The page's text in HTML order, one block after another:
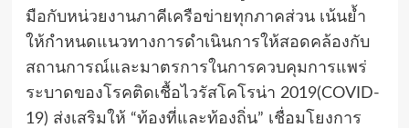
มือกับหน่วยงานภาคีเครือข่ายทุกภาคส่วน เน้นย้ำ
ให้กำหนดแนวทางการดำเนินการให้สอดคล้องกับ
สถานการณ์และมาตรการในการควบคุมการแพร่
ระบาดของโรคติดเชื้อไวรัสโคโรน่า 2019(COVID-
19) ส่งเสริมให้ “ท้องที่และท้องถิ่น” เชื่อมโยงการ